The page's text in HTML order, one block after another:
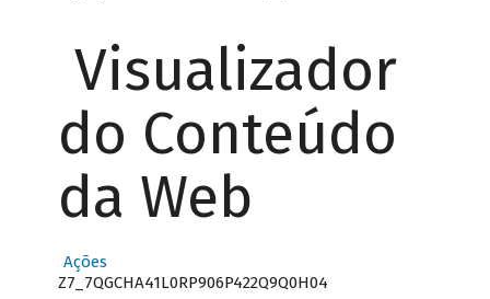
Visualizador
do Conteúdo
da Web
Ações
Z7_7QGCHA41L0RP906P422Q9Q0H04